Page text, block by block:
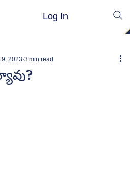
Log In
2023 3 min read